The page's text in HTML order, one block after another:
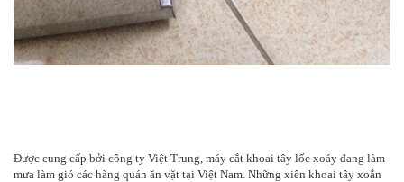
Được cung cấp bởi công ty Việt Trung, máy cắt khoai tây lốc xoáy đang làm
mưa làm gió các hàng quán ăn vặt tại Việt Nam. Những xiên khoai tây xoắn